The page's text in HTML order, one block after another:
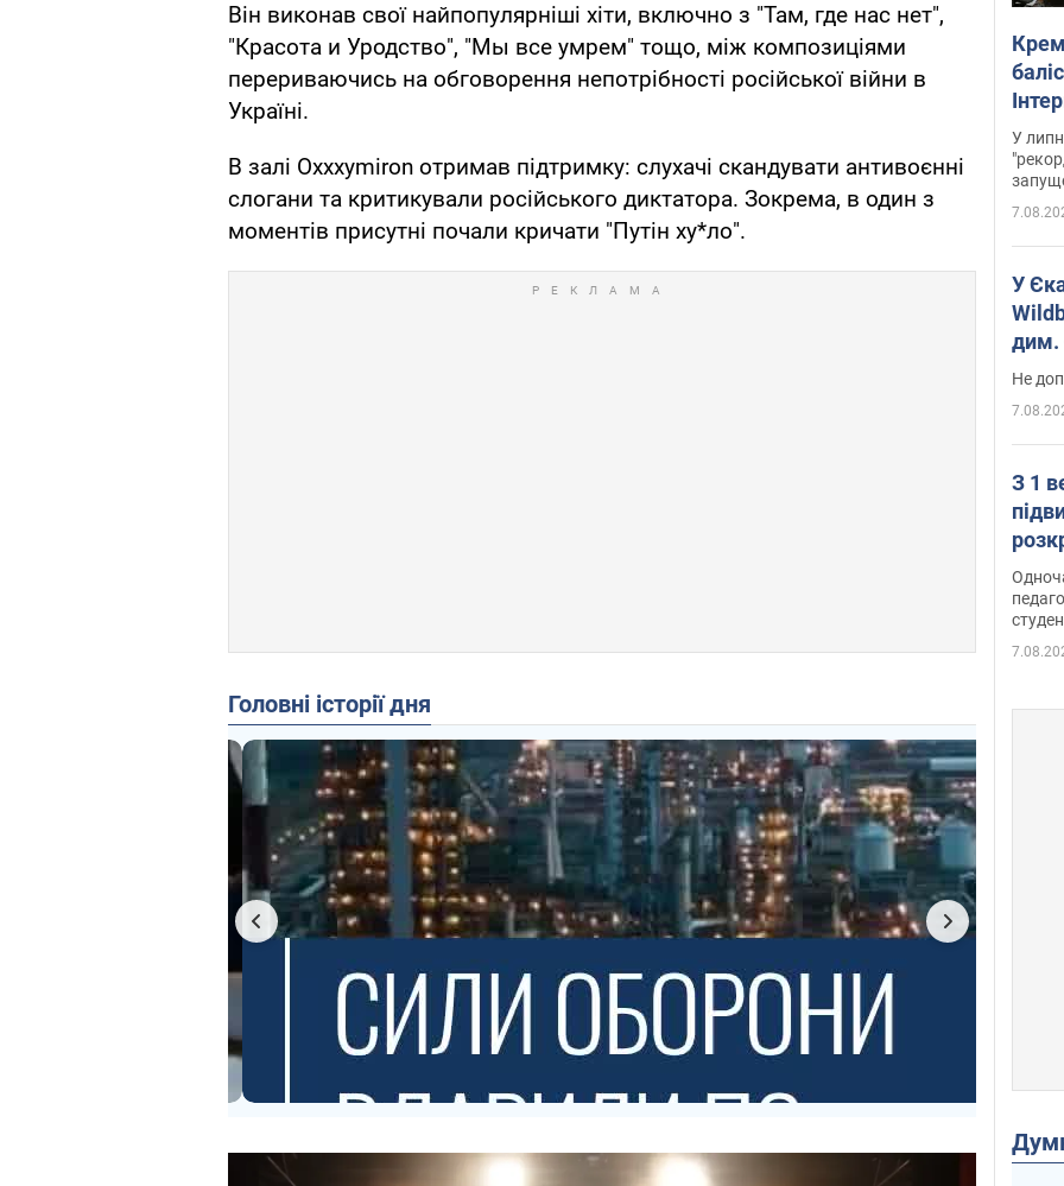
Він виконав свої найпопулярніші хіти, включно з "Там, где нас нет",
"Красота и Уродство", "Мы все умрем" тощо, між композиціями
перериваючись на обговорення непотрібності російської війни в
Україні.
В залі Oxxxymiron отримав підтримку: слухачі скандувати антивоєнні
слогани та критикували російського диктатора. Зокрема, в один з
моментів присутні почали кричати "Путін ху*ло".
Головні історії дня
У
У
дим.
Не
З 1